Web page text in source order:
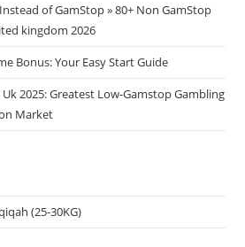
of GamStop » 80+ Non GamStop
kingdom 2026
Bonus: Your Easy Start Guide
2025: Greatest Low-Gamstop Gambling
Market
(25-30KG)